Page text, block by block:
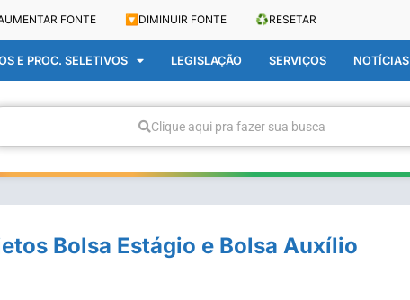
FONTE 🔽 DIMINUIR FONTE ♻️RESETAR
E PROC. SELETIVOS LEGISLAÇÃO SERVIÇOS NOTÍCIAS
Clique aqui pra fazer sua busca
Bolsa Estágio e Bolsa Auxílio